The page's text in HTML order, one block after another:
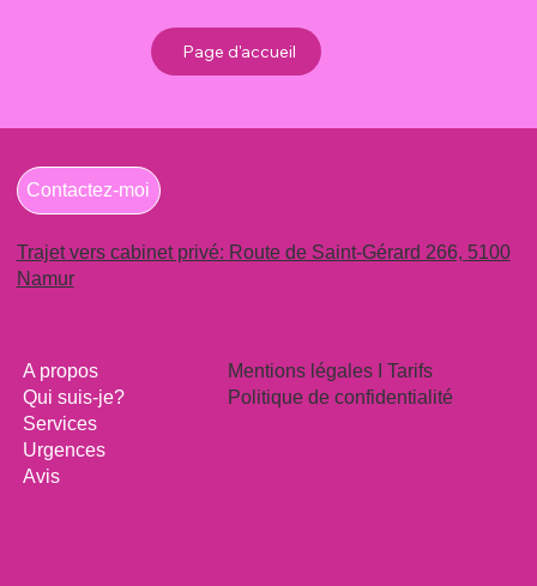
Page d'accueil
Contactez-moi
Trajet vers cabinet privé: Route de Saint-Gérard 266, 5100
Namur
A propos
Qui suis-je?
Services
Urgences
Avis
Mentions légales I Tarifs
Politique de confidentialité